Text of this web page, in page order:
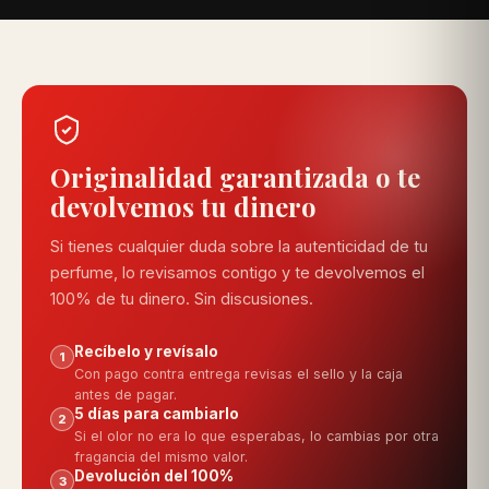
recomendamos las opciones que más se ajustan a ti.
Originalidad garantizada o te
devolvemos tu dinero
Si tienes cualquier duda sobre la autenticidad de tu
perfume, lo revisamos contigo y te devolvemos el
100% de tu dinero. Sin discusiones.
1 Recíbelo y revísalo
Con pago contra entrega revisas el sello y la caja
antes de pagar.
2 5 días para cambiarlo
Si el olor no era lo que esperabas, lo cambias por otra
fragancia del mismo valor.
3 Devolución del 100%